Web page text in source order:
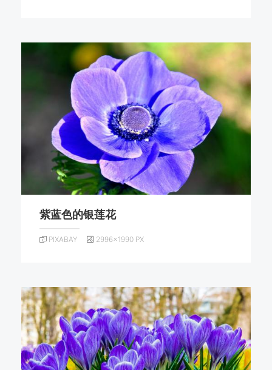
紫蓝色的银莲花
PIXABAY 2996×1990 PX